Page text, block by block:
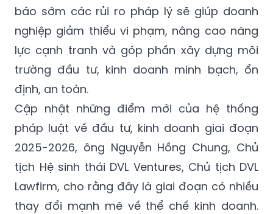
báo sớm các rủi ro pháp lý sẽ giúp doanh
nghiệp giảm thiểu vi phạm, nâng cao năng
lực cạnh tranh và góp phần xây dựng môi
trường đầu tư, kinh doanh minh bạch, ổn
định, an toàn.
Cập nhật những điểm mới của hệ thống
pháp luật về đầu tư, kinh doanh giai đoạn
2025-2026, ông Nguyễn Hồng Chung, Chủ
tịch Hệ sinh thái DVL Ventures, Chủ tịch DVL
Lawfirm, cho rằng đây là giai đoạn có nhiều
thay đổi mạnh mẽ về thể chế kinh doanh.